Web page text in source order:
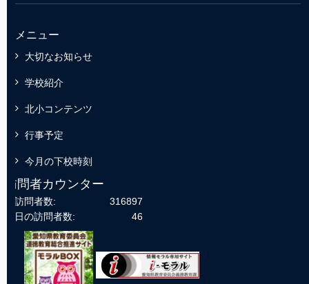
メニュー
大切なお知らせ
学校紹介
北小コンテンツ
行事予定
今月の下校時刻
訪問者カウンター
316897
総訪問者数:
46
今日の訪問者数: